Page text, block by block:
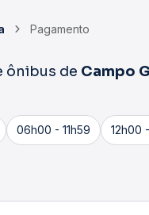
Pagamento
ônibus de Campo
06h00 - 11h59 12h00